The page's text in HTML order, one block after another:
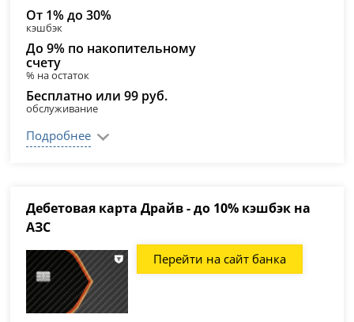
От 1% до 30%
кэшбэк
До 9% по накопительному
счету
% на остаток
Бесплатно или 99 руб.
обслуживание
Подробнее
Дебетовая карта Драйв - до 10% кэшбэк на
АЗС
Перейти на сайт банка